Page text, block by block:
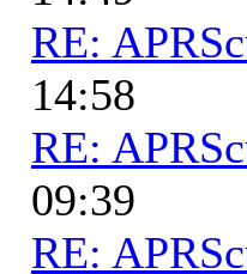
RE:
14:58
RE:
09:39
RE: